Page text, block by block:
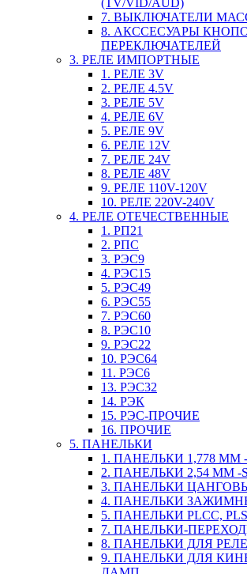
(TV/VID/AUD)
7. ВЫКЛЮЧАТЕЛИ
8. АКССЕСУАРЫ
ПЕРЕКЛЮЧАТЕЛЕЙ
3. РЕЛЕ ИМПОРТНЫЕ
1. РЕЛЕ 3V
2. РЕЛЕ 4.5V
3. РЕЛЕ 5V
4. РЕЛЕ 6V
5. РЕЛЕ 9V
6. РЕЛЕ 12V
7. РЕЛЕ 24V
8. РЕЛЕ 48V
9. РЕЛЕ 110V-120V
10. РЕЛЕ 220V-240V
4. РЕЛЕ ОТЕЧЕСТВЕННЫЕ
1. РП21
2. РПС
3. РЭС9
4. РЭС15
5. РЭС49
6. РЭС55
7. РЭС60
8. РЭС10
9. РЭС22
10. РЭС64
11. РЭС6
13. РЭС32
14. РЭК
15. РЭС-ПРОЧИЕ
16. ПРОЧИЕ
5. ПАНЕЛЬКИ
1. ПАНЕЛЬКИ 1,778 ММ -
2. ПАНЕЛЬКИ 2,54 ММ -
3. ПАНЕЛЬКИ
4. ПАНЕЛЬКИ
5. ПАНЕЛЬКИ PLCC,
7. ПАНЕЛЬКИ-
8. ПАНЕЛЬКИ ДЛЯ РЕЛЕ
9. ПАНЕЛЬКИ ДЛЯ